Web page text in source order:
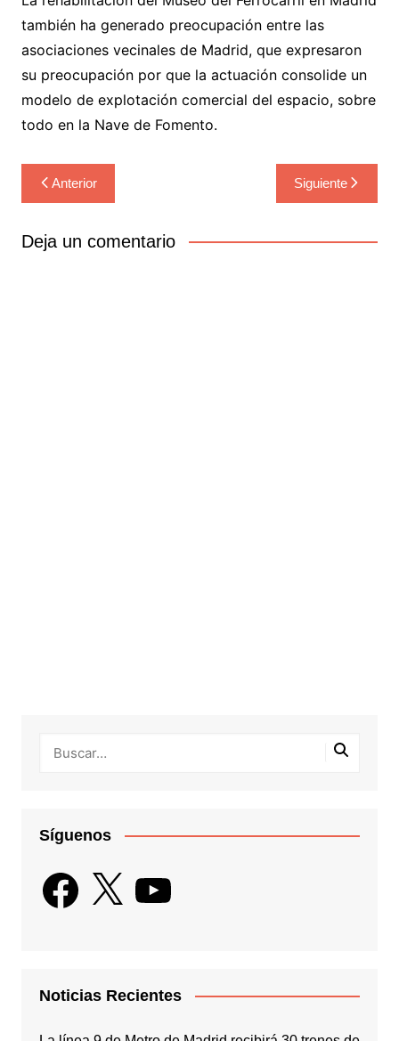
también ha generado preocupación entre las
asociaciones vecinales de Madrid, que expresaron
su preocupación por que la actuación consolide un
modelo de explotación comercial del espacio, sobre
todo en la Nave de Fomento.
Navegación
de
entradas
Anterior Siguiente
Deja un comentario
Síguenos
Facebook
X YouTube
Noticias Recientes